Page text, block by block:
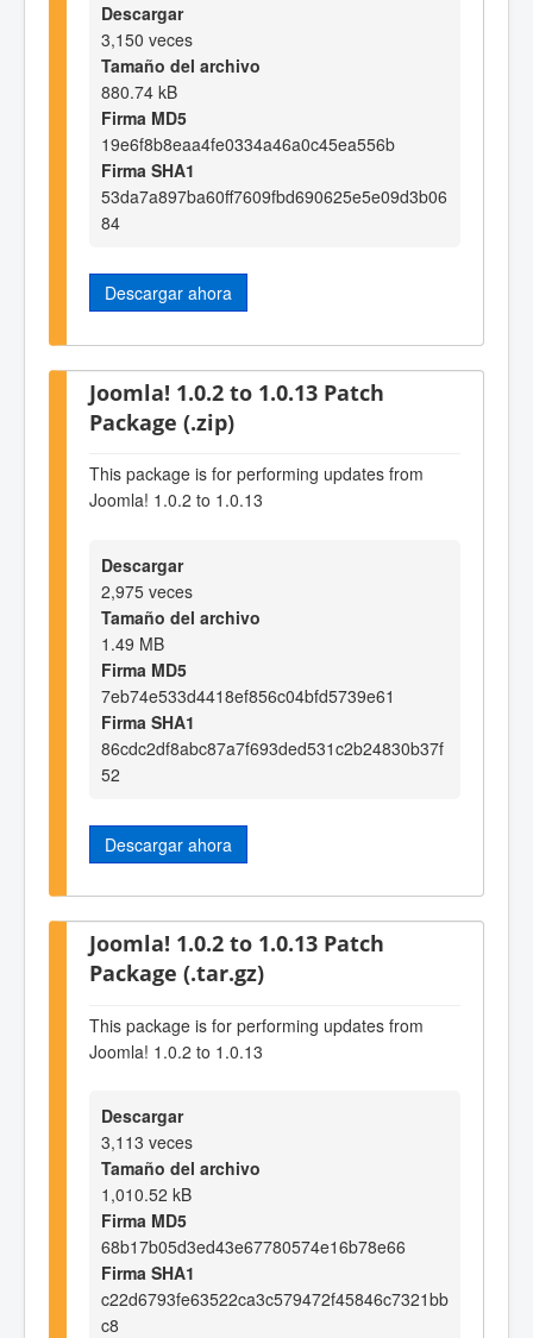
Descargar
3,150 veces
Tamaño del archivo
880.74 kB
Firma MD5
19e6f8b8eaa4fe0334a46a0c45ea556b
Firma SHA1
53da7a897ba60ff7609fbd690625e5e09d3b06
84
Descargar ahora
Joomla! 1.0.2 to 1.0.13 Patch
Package (.zip)
This package is for performing updates from
Joomla! 1.0.2 to 1.0.13
Descargar
2,975 veces
Tamaño del archivo
1.49 MB
Firma MD5
7eb74e533d4418ef856c04bfd5739e61
Firma SHA1
86cdc2df8abc87a7f693ded531c2b24830b37f
52
Descargar ahora
Joomla! 1.0.2 to 1.0.13 Patch
Package (.tar.gz)
This package is for performing updates from
Joomla! 1.0.2 to 1.0.13
Descargar
3,113 veces
Tamaño del archivo
1,010.52 kB
Firma MD5
68b17b05d3ed43e67780574e16b78e66
Firma SHA1
c22d6793fe63522ca3c579472f45846c7321bb
c8